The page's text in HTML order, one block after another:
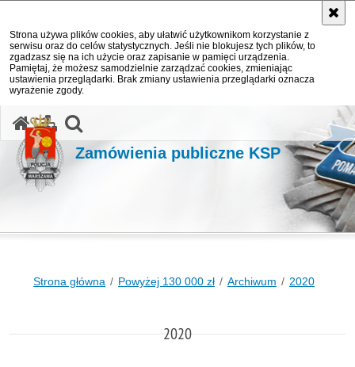
Strona używa plików cookies, aby ułatwić użytkownikom korzystanie z
serwisu oraz do celów statystycznych. Jeśli nie blokujesz tych plików, to
zgadzasz się na ich użycie oraz zapisanie w pamięci urządzenia.
Pamiętaj, że możesz samodzielnie zarządzać cookies, zmieniając
ustawienia przeglądarki. Brak zmiany ustawienia przeglądarki oznacza
wyrażenie zgody.
Zamówienia publiczne KSP
Strona główna Powyżej 130 000 zł Archiwum 2020
2020